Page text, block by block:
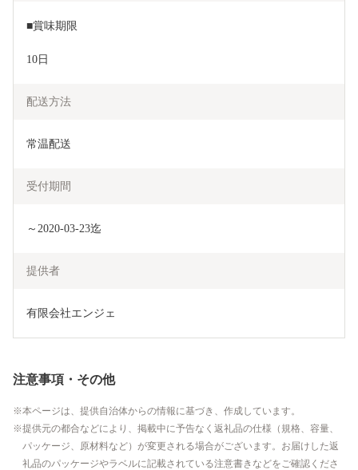
■賞味期限
10日
配送方法
常温配送
受付期間
～2020-03-23迄
提供者
有限会社エンジェ
注意事項・その他
本ページは、提供自治体からの情報に基づき、作成しています。
提供元の都合などにより、掲載中に予告なく返礼品の仕様（規格、容量、
パッケージ、原材料など）が変更される場合がございます。お届けした返
礼品のパッケージやラベルに記載されている注意書きなどをご確認くださ